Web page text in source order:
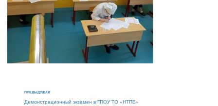
ПРЕДЫДУЩАЯ
Демонстрационный экзамен в ГПОУ ТО «НТПБ»